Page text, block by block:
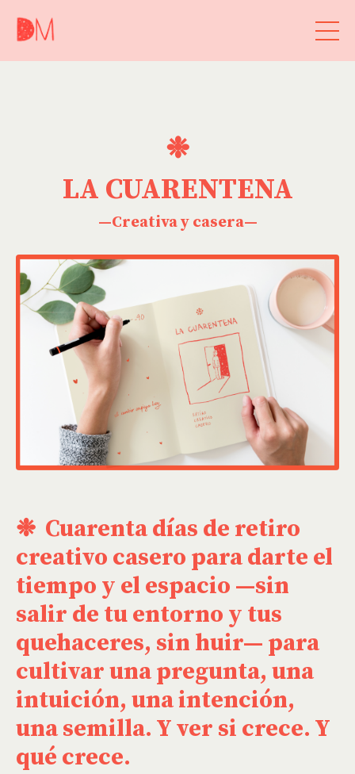
❉
LA CUARENTENA
—Creativa y casera—
❉ Cuarenta días de retiro
creativo casero para darte el
tiempo y el espacio —sin
salir de tu entorno y tus
quehaceres, sin huir— para
cultivar una pregunta, una
intuición, una intención,
una semilla. Y ver si crece. Y
qué crece.